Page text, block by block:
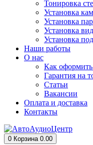
Тонировка
Установка
Установка
Установка
Установка
Наши работы
О нас
Как оформить
Гарантия на
Статьи
Вакансии
Оплата и доставка
Контакты
0 Корзина 0.00